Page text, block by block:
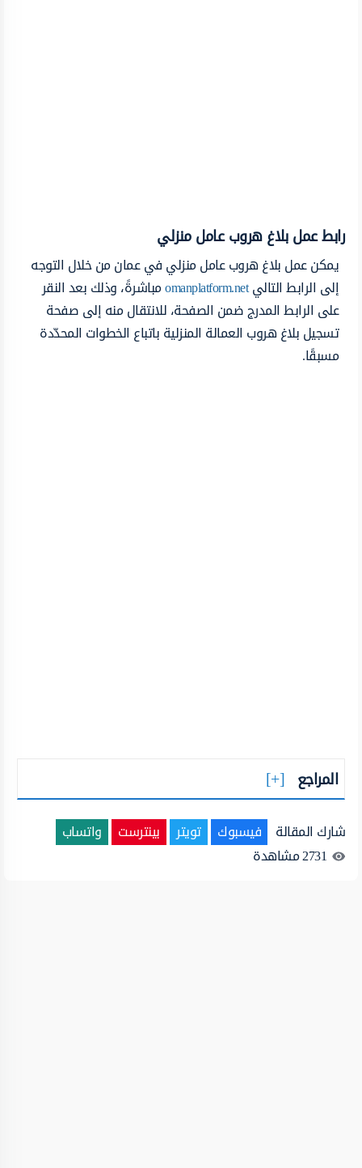
رابط عمل بلاغ هروب عامل منزلي
يمكن عمل بلاغ هروب عامل منزلي في عمان من خلال التوجه
إلى الرابط التاليomanplatform.netمباشرةً، وذلك بعد النقر
على الرابط المدرج ضمن الصفحة، للانتقال منه إلى صفحة
تسجيل بلاغ هروب العمالة المنزلية باتباع الخطوات المحدّدة
مسبقًا.
المراجع
شارك المقالة فيسبوك تويتر بينترست
واتساب
2731مشاهدة